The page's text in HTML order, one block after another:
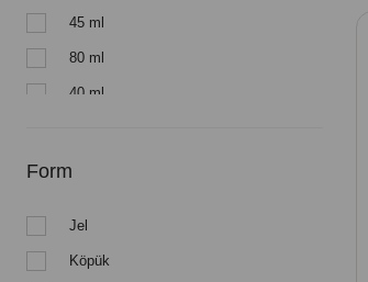
45 ml
80 ml
40 ml
30 ml
Form
Jel
Köpük